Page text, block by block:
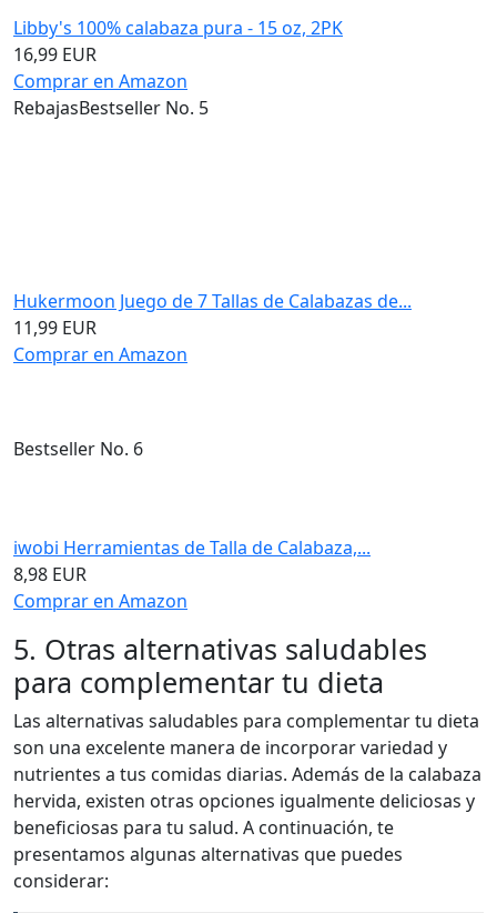
Libby's 100% calabaza pura - 15 oz, 2PK
16,99 EUR
Comprar en Amazon
RebajasBestseller No. 5
Hukermoon Juego de 7 Tallas de Calabazas de...
11,99 EUR
Comprar en Amazon
Bestseller No. 6
iwobi Herramientas de Talla de Calabaza,...
8,98 EUR
Comprar en Amazon
5. Otras alternativas saludables
para complementar tu dieta
Las alternativas saludables para complementar tu dieta
son una excelente manera de incorporar variedad y
nutrientes a tus comidas diarias. Además de la calabaza
hervida, existen otras opciones igualmente deliciosas y
beneficiosas para tu salud. A continuación, te
presentamos algunas alternativas que puedes
considerar: